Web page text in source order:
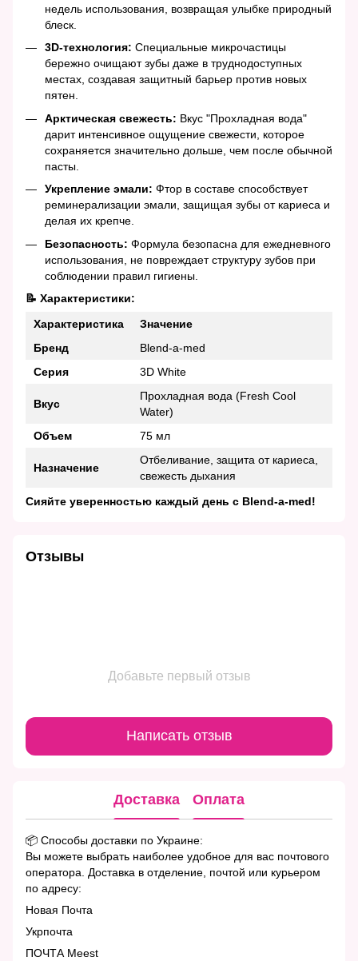
недель использования, возвращая улыбке природный
блеск.
3D-технология: Специальные микрочастицы
бережно очищают зубы даже в труднодоступных
местах, создавая защитный барьер против новых
пятен.
Арктическая свежесть: Вкус "Прохладная вода"
дарит интенсивное ощущение свежести, которое
сохраняется значительно дольше, чем после обычной
пасты.
Укрепление эмали: Фтор в составе способствует
реминерализации эмали, защищая зубы от кариеса и
делая их крепче.
Безопасность: Формула безопасна для ежедневного
использования, не повреждает структуру зубов при
соблюдении правил гигиены.
📝 Характеристики:
Характеристика
Значение
Бренд
Blend-a-med
Серия
3D White
Вкус
Прохладная вода (Fresh Cool
Water)
Объем
75 мл
Назначение
Отбеливание, защита от кариеса,
свежесть дыхания
Сияйте уверенностью каждый день с Blend-a-med!
Отзывы
Добавьте первый отзыв
Написать отзыв
Доставка Оплата
📦 Способы доставки по Украине:
Вы можете выбрать наиболее удобное для вас почтового
оператора. Доставка в отделение, почтой или курьером
по адресу:
Новая Почта
Укрпочта
ПОЧТА Meest